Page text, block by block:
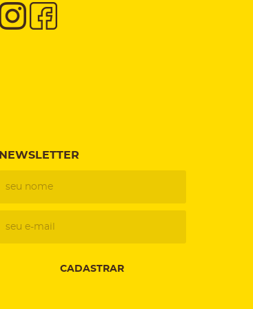
NEWSLETTER
CADASTRAR